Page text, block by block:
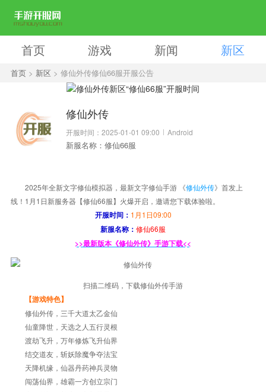
首页 游戏 新闻 新区
首页> 新区 > 修仙外传修仙66服开服公告
修仙外传
开服时间：2025-01-01 09:00 Android
新服名称：修仙66服
2025年全新文字修仙模拟器，最新文字修仙手游 《修仙外传》首发上
线！1月1日新服务器【修仙66服】火爆开启，邀请您下载体验啦。
开服时间： 1月1日09:00
新服名称： 修仙66服
>>最新版本《修仙外传》手游下载<<
扫描二维码，下载修仙外传手游
【游戏特色】
修仙外传，三千大道太乙金仙
仙童降世，天选之人五行灵根
渡劫飞升，万年修炼飞升仙界
结交道友，斩妖除魔争夺法宝
天降机缘，仙器丹药神兵灵物
闯荡仙界，雄霸一方创立宗门